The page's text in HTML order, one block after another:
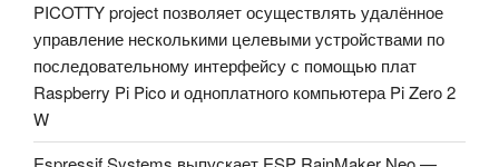
PICOTTY project позволяет осуществлять удалённое
управление несколькими целевыми устройствами по
последовательному интерфейсу с помощью плат
Raspberry Pi Pico и одноплатного компьютера Pi Zero 2
W